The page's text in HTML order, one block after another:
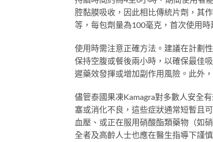
腔黏膜吸收，因此相比傳統片劑，其
等，每包劑量為100毫克，首次使用
使用時需注意正確方法。建議在計劃
保持空腹或餐後兩小時，以確保最佳
遲藥效發揮或增加副作用風險。此外
儘管泰國果凍Kamagra對多數人安全
塞或消化不良，這些症狀通常短暫且
血壓、或正在服用硝酸酯類藥物（如
全者及高齡人士也應在醫生指導下謹慎